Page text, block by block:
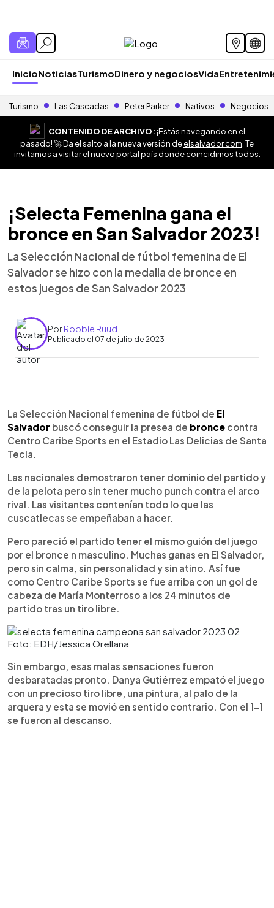
InicioNoticiasTurismoDinero y negociosVida
Turismo Las Cascadas Peter Parker Nativos Negocios
CONTENIDO DE ARCHIVO:¡Estás navegando en el
pasado! 🚀 Da el salto a la nueva versión deelsalvador.com . Te
invitamos a visitar el nuevo portal país donde coincidimos todos.
¡Selecta Femenina gana el
bronce en San Salvador 2023!
La Selección Nacional de fútbol femenina de El
Salvador se hizo con la medalla de bronce en
estos juegos de San Salvador 2023
PorRobbie Ruud
Publicado el 07 de julio de 2023
Escuchar artículo
La Selección Nacional femenina de fútbol de El
Salvador buscó conseguir la presea de bronce contra
Centro Caribe Sports en el Estadio Las Delicias de Santa
Tecla.
Las nacionales demostraron tener dominio del partido y
de la pelota pero sin tener mucho punch contra el arco
rival. Las visitantes contenían todo lo que las
cuscatlecas se empeñaban a hacer.
Pero pareció el partido tener el mismo guión del juego
por el bronce n masculino. Muchas ganas en El Salvador,
pero sin calma, sin personalidad y sin atino. Así fue
como Centro Caribe Sports se fue arriba con un gol de
cabeza de María Monterroso a los 24 minutos de
partido tras un tiro libre.
Foto: EDH/Jessica Orellana
Sin embargo, esas malas sensaciones fueron
desbaratadas pronto. Danya Gutiérrez empató el juego
con un precioso tiro libre, una pintura, al palo de la
arquera y esta se movió en sentido contrario. Con el 1-1
se fueron al descanso.